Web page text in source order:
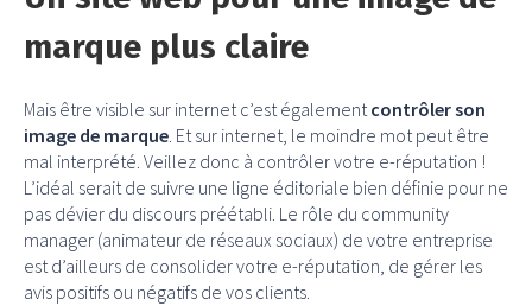
marque plus claire
Mais être visible sur internet c’est égalementcontrôler son
image de marque. Et sur internet, le moindre mot peut être
mal interprété. Veillez donc à contrôler votre e-réputation !
L’idéal serait de suivre une ligne éditoriale bien définie pour ne
pas dévier du discours préétabli. Le rôle du community
manager (animateur de réseaux sociaux) de votre entreprise
est d’ailleurs de consolider votre e-réputation, de gérer les
avis positifs ou négatifs de vos clients.